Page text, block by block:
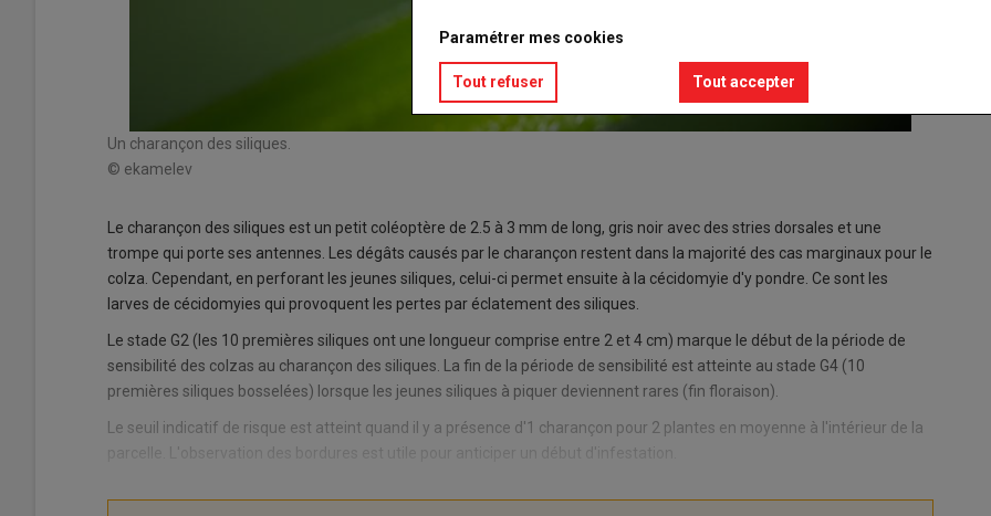
Un charançon des siliques.
© ekamelev
Le charançon des siliques est un petit coléoptère de 2.5 à 3 mm de long, gris noir avec des stries dorsales et une
trompe qui porte ses antennes. Les dégâts causés par le charançon restent dans la majorité des cas marginaux pour le
colza. Cependant, en perforant les jeunes siliques, celui-ci permet ensuite à la cécidomyie d'y pondre. Ce sont les
larves de cécidomyies qui provoquent les pertes par éclatement des siliques.
Le stade G2 (les 10 premières siliques ont une longueur comprise entre 2 et 4 cm) marque le début de la période de
sensibilité des colzas au charançon des siliques. La fin de la période de sensibilité est atteinte au stade G4 (10
premières siliques bosselées) lorsque les jeunes siliques à piquer deviennent rares (fin floraison).
Le seuil indicatif de risque est atteint quand il y a présence d'1 charançon pour 2 plantes en moyenne à l'intérieur de la
parcelle. L'observation des bordures est utile pour anticiper un début d'infestation.
Paramétrer mes cookies
Tout refuser Tout accepter